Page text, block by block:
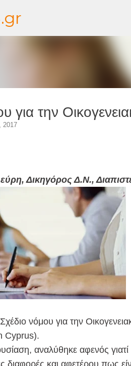
για την
2017
Δικηγόρος Δ.Ν.,
νόμου για την
Cyprus).
αναλύθηκε αφενός
διαφορές και αφετέρου πως